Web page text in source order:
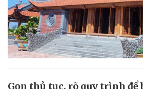
Gọn thủ tục, rõ quy trình để